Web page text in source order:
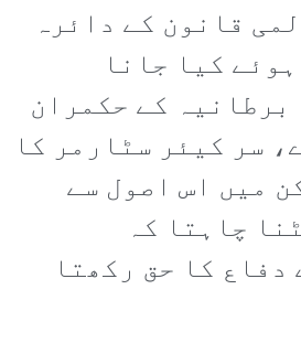
قانون کے دائرہ
کیا جانا
کے حکمران
سر کیئر سٹارمر کا
میں اس اصول سے
چاہتا کہ
دفاع کا حق رکھتا